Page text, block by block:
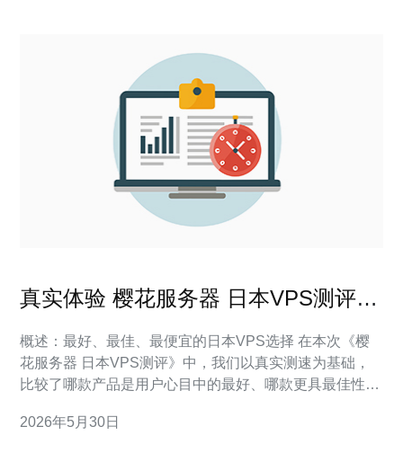
真实体验 樱花服务器 日本VPS测评带
概述：最好、最佳、最便宜的日本VPS选择 在本次《樱
花服务器 日本VPS测评》中，我们以真实测速为基础，
比较了哪款产品是用户心目中的最好、哪款更具最佳性价
本文重点关注带宽与延迟两个核心技术指标，同时兼顾稳
2026年5月30日